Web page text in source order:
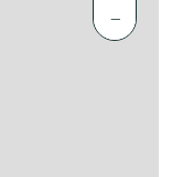
−